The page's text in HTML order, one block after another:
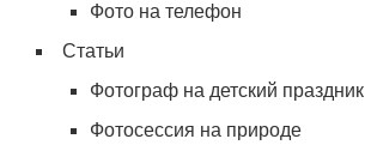
Фото на телефон
Статьи
Фотограф на детский праздник
Фотосессия на природе